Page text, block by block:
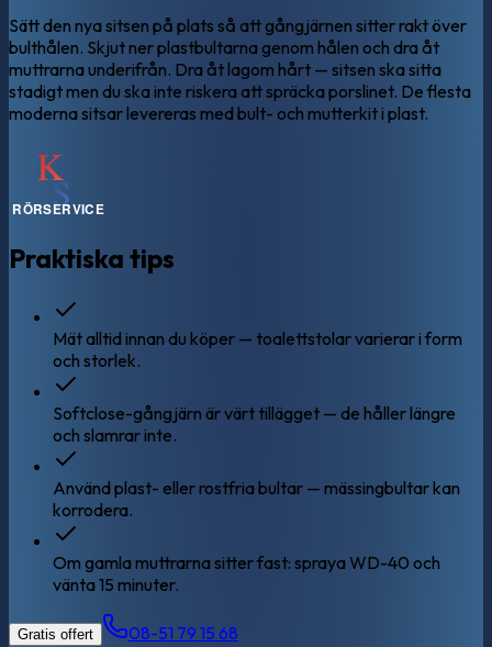
Sätt den nya sitsen på plats så att gångjärnen sitter rakt över
bulthålen. Skjut ner plastbultarna genom hålen och dra åt
muttrarna underifrån. Dra åt lagom hårt — sitsen ska sitta
stadigt men du ska inte riskera att spräcka porslinet. De flesta
moderna sitsar levereras med bult- och mutterkit i plast.
Praktiska tips
Mät alltid innan du köper — toalettstolar varierar i form
och storlek.
Softclose-gångjärn är värt tillägget — de håller längre
och slamrar inte.
Använd plast- eller rostfria bultar — mässingbultar kan
korrodera.
Om gamla muttrarna sitter fast: spraya WD-40 och
vänta 15 minuter.
Gratis offert 08-51 79 15 68